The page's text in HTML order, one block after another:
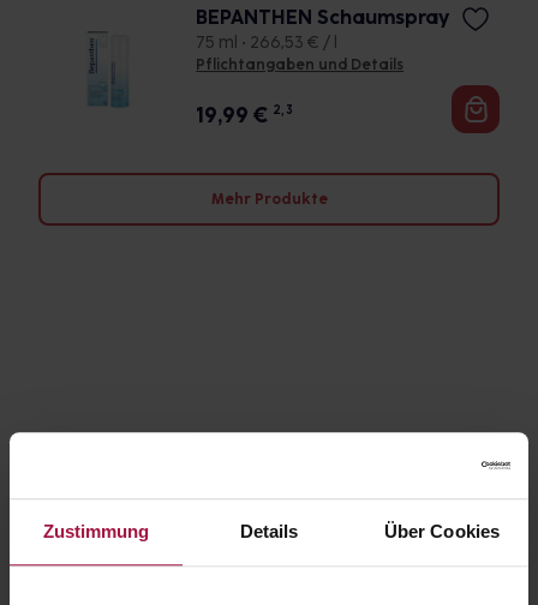
Zustimmung Details Über Cookies
BEPANTHEN Schaumspray
75 ml • 266,53 € / l
Pflichtangaben und Details
19,99€ 2, 3
Mehr Produkte